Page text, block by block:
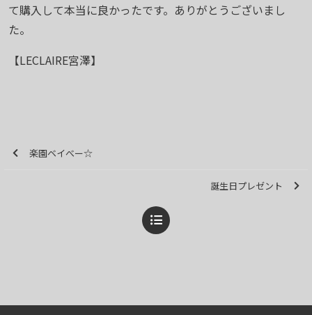
て購入して本当に良かったです。ありがとうございまし
た。
【LECLAIRE宮澤】
楽園ベイべー☆
誕生日プレゼント